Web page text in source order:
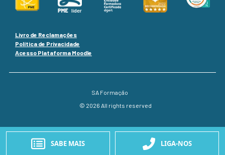
Livro de Reclamações
Política de Privacidade
Acesso Plataforma Moodle
SA Formação
© 2026 All rights reserved
SABE MAIS LIGA-NOS